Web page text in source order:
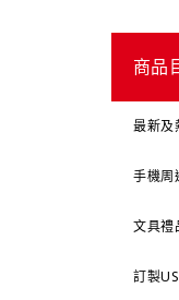
商品
最新及
手機周
文具禮
訂製